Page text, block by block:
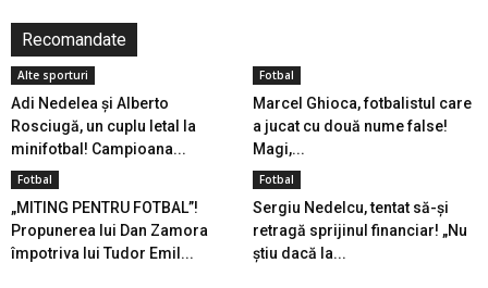
Recomandate
Alte sporturi
Adi Nedelea și Alberto
Rosciugă, un cuplu letal la
minifotbal! Campioana...
Fotbal
Marcel Ghioca, fotbalistul care
a jucat cu două nume false!
Magi,...
Fotbal
„MITING PENTRU FOTBAL”!
Propunerea lui Dan Zamora
împotriva lui Tudor Emil...
Fotbal
Sergiu Nedelcu, tentat să-și
retragă sprijinul financiar! „Nu
știu dacă la...